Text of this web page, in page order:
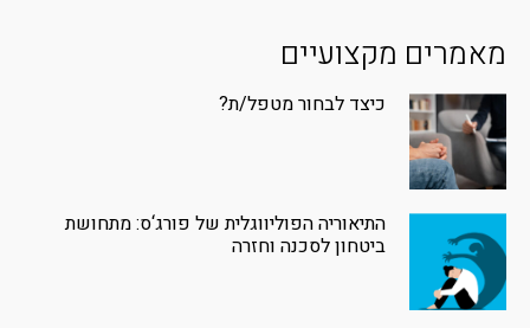
מאמרים מקצועיים
כיצד לבחור מטפל/ת?
התיאוריה הפוליווגלית של פורג‘ס: מתחושת
ביטחון לסכנה וחזרה